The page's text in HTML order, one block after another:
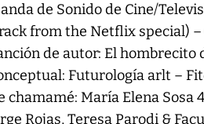
de Sonido de Cine/
from the Netflix special)
de autor: El hombrecito
Futurología arlt –
chamamé: María Elena Sosa
Rojas, Teresa Parodi &